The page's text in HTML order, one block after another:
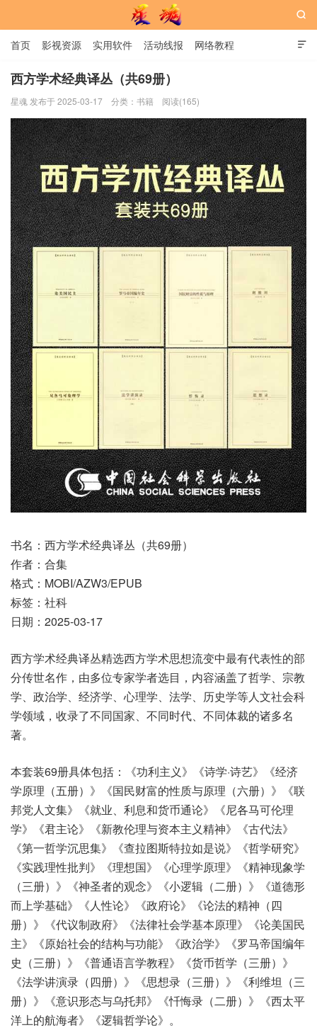
星魂网

首页 影视资源 实用软件 活动线报 网络教程
用户中心 书籍 娱乐

西方学术经典译丛（共69册）
星魂 发布于 2025-03-17 分类： 书籍 阅读(165)
书名：西方学术经典译丛（共69册）
作者：合集
格式：MOBI/AZW3/EPUB
标签：社科
日期：2025-03-17
西方学术经典译丛精选西方学术思想流变中最有代表性的部
分传世名作，由多位专家学者选目，内容涵盖了哲学、宗教
学、政治学、经济学、心理学、法学、历史学等人文社会科
学领域，收录了不同国家、不同时代、不同体裁的诸多名
著。
本套装69册具体包括：《功利主义》《诗学·诗艺》《经济
学原理（五册）》《国民财富的性质与原理（六册）》《联
邦党人文集》《就业、利息和货币通论》《尼各马可伦理
学》《君主论》《新教伦理与资本主义精神》《古代法》
《第一哲学沉思集》《查拉图斯特拉如是说》《哲学研究》
《实践理性批判》《理想国》《心理学原理》《精神现象学
（三册）》《神圣者的观念》《小逻辑（二册）》《道德形
而上学基础》《人性论》《政府论》《论法的精神（四
册）》《代议制政府》《法律社会学基本原理》《论美国民
主》《原始社会的结构与功能》《政治学》《罗马帝国编年
史（三册）》《普通语言学教程》《货币哲学（三册）》
《法学讲演录（四册）》《思想录（三册）》《利维坦（三
册）》《意识形态与乌托邦》《忏悔录（二册）》《西太平
洋上的航海者》《逻辑哲学论》。